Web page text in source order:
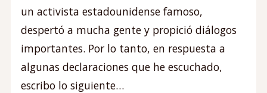
un activista estadounidense famoso,
despertó a mucha gente y propició diálogos
importantes. Por lo tanto, en respuesta a
algunas declaraciones que he escuchado,
escribo lo siguiente…